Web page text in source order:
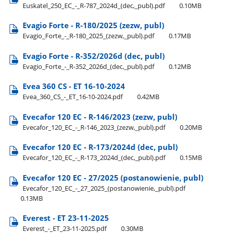
Euskatel​_250​_EC​_-​_R-787​_2024d​_(dec,​_publ).pdf 0.10MB
Evagio Forte - R-180/2025 (zezw, publ)
Evagio​_Forte​_-​_R-180​_2025​_(zezw,​_publ).pdf 0.17MB
Evagio Forte - R-352/2026d (dec, publ)
Evagio​_Forte​_-​_R-352​_2026d​_(dec,​_publ).pdf 0.12MB
Evea 360 CS - ET 16-10-2024
Evea​_360​_CS​_-​_ET​_16-10-2024.pdf 0.42MB
Evecafor 120 EC - R-146/2023 (zezw, publ)
Evecafor​_120​_EC​_-​_R-146​_2023​_(zezw,​_publ).pdf 0.20MB
Evecafor 120 EC - R-173/2024d (dec, publ)
Evecafor​_120​_EC​_-​_R-173​_2024d​_(dec,​_publ).pdf 0.15MB
Evecafor 120 EC - 27/2025 (postanowienie, publ)
Evecafor​_120​_EC​_-​_27​_2025​_(postanowienie,​_publ).pdf
0.13MB
Everest - ET 23-11-2025
Everest​_-​_ET​_23-11-2025.pdf 0.30MB